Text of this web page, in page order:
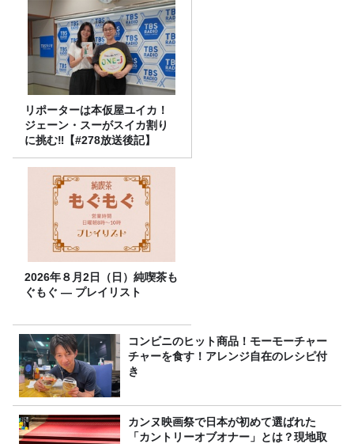
リポーターは本仮屋ユイカ！
ジェーン・スーがスイカ割り
に挑む‼【#278放送後記】
2026年８月2日（日）純喫茶も
ぐもぐ ― プレイリスト
コンビニのヒット商品！モーモーチャー
チャーを食す！アレンジ自在のレシピ付
き
カンヌ映画祭で日本が初めて選ばれた
「カントリーオブオナー」とは？現地取